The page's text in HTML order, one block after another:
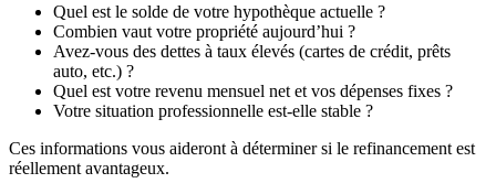
Quel est le solde de votre hypothèque actuelle ?
Combien vaut votre propriété aujourd’hui ?
Avez-vous des dettes à taux élevés (cartes de crédit, prêts
auto, etc.) ?
Quel est votre revenu mensuel net et vos dépenses fixes ?
Votre situation professionnelle est-elle stable ?
Ces informations vous aideront à déterminer si le refinancement est
réellement avantageux.